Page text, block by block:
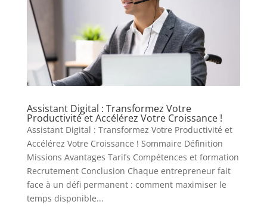
Assistant Digital : Transformez Votre
Productivité et Accélérez Votre Croissance !
Assistant Digital : Transformez Votre Productivité et
Accélérez Votre Croissance ! Sommaire Définition
Missions Avantages Tarifs Compétences et formation
Recrutement Conclusion Chaque entrepreneur fait
face à un défi permanent : comment maximiser le
temps disponible...